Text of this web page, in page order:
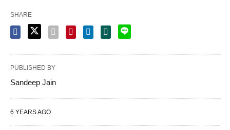
SHARE
PUBLISHED BY
Sandeep Jain
6 YEARS AGO